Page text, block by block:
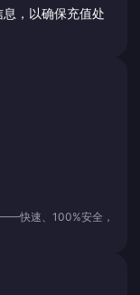
，以确保充值处
快速、100%安全，